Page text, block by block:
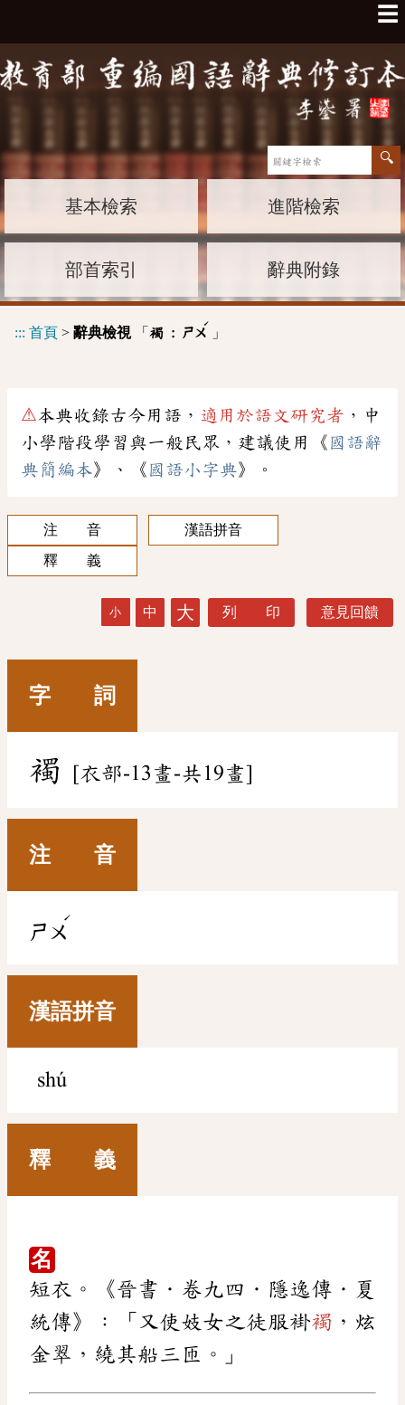
☰
基本檢索 進階檢索
部首索引 辭典附錄
::: 首頁 > 辭典檢視「 襡 : ㄕㄨ
ˊ
」
⚠本典收錄古今用語， 適用於語文研究者 ，中
小學階段學習與一般民眾，建議使用《 國語辭
典簡編本》、《 國語小字典》。
注 音
漢語拼音
釋 義
小 中 大 列 印 意見回饋
字 詞
襡 [衣部-13畫-共19畫]
注 音
ㄕㄨ
ˊ
漢語拼音
shú
釋 義
名
短衣。《晉書．卷九四．隱逸傳．夏
統傳》：「又使妓女之徒服褂襡 ，炫
金翠，繞其船三匝。」